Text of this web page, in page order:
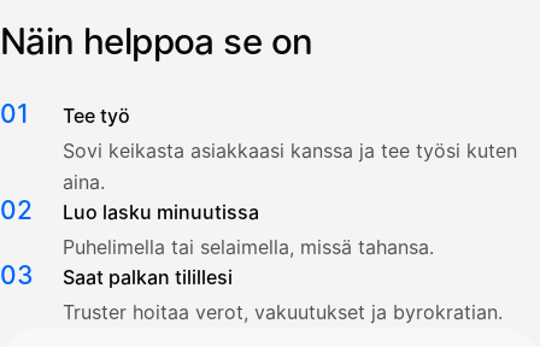
Näin helppoa se on
01
Tee työ
Sovi keikasta asiakkaasi kanssa ja tee työsi kuten
aina.
02
Luo lasku minuutissa
Puhelimella tai selaimella, missä tahansa.
03
Saat palkan tilillesi
Truster hoitaa verot, vakuutukset ja byrokratian.